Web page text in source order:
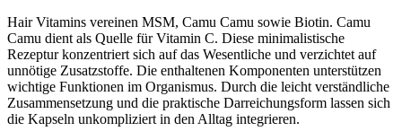
Hair Vitamins vereinen MSM, Camu Camu sowie Biotin. Camu
Camu dient als Quelle für Vitamin C. Diese minimalistische
Rezeptur konzentriert sich auf das Wesentliche und verzichtet auf
unnötige Zusatzstoffe. Die enthaltenen Komponenten unterstützen
wichtige Funktionen im Organismus. Durch die leicht verständliche
Zusammensetzung und die praktische Darreichungsform lassen sich
die Kapseln unkompliziert in den Alltag integrieren.